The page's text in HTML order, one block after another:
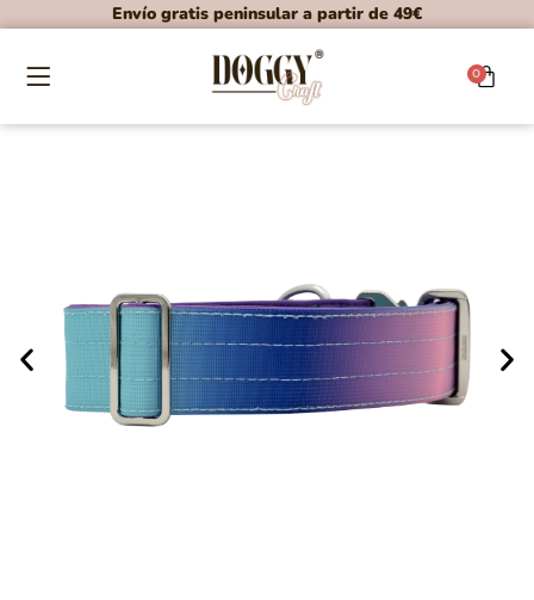
Envío gratis peninsular a partir de 49€
0